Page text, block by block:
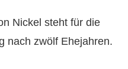
Nickel steht für die
nach zwölf Ehejahren.